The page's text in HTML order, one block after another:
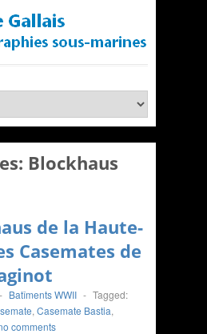
Blockhaus
de la Haute-
Casemates de
- Batîments WWII - Tagged:
, Casemate Bastia,
comments